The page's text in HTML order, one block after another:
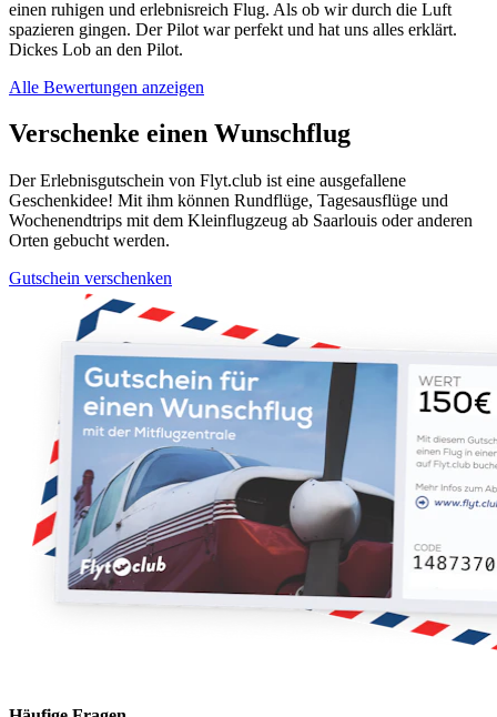
einen ruhigen und erlebnisreich Flug. Als ob wir durch die Luft
spazieren gingen. Der Pilot war perfekt und hat uns alles erklärt.
Dickes Lob an den Pilot.
Alle Bewertungen anzeigen
Verschenke einen Wunschflug
Der Erlebnisgutschein von Flyt.club ist eine ausgefallene
Geschenkidee! Mit ihm können Rundflüge, Tagesausflüge und
Wochenendtrips mit dem Kleinflugzeug ab Saarlouis oder anderen
Orten gebucht werden.
Gutschein verschenken